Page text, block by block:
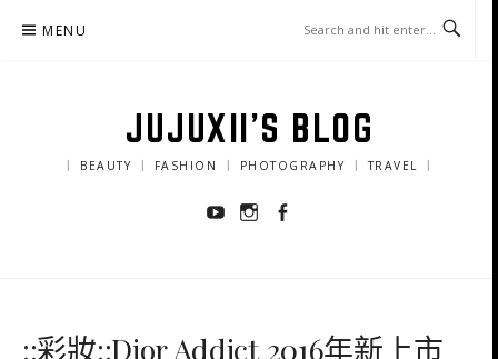
MENU
JUJUXII'S BLOG
｜ BEAUTY ｜ FASHION ｜ PHOTOGRAPHY ｜ TRAVEL ｜
YoutubeInstagram
::彩妝::Dior Addict 2016年新上市